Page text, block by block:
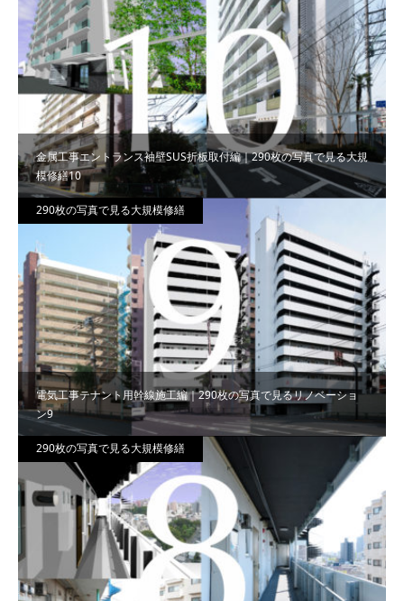
金属工事エントランス袖壁SUS折板取付編｜290枚の写真で見る大規
模修繕10
電気工事テナント用幹線施工編｜290枚の写真で見るリノベーショ
ン9
290枚の写真で見る大規模修繕
290枚の写真で見る大規模修繕